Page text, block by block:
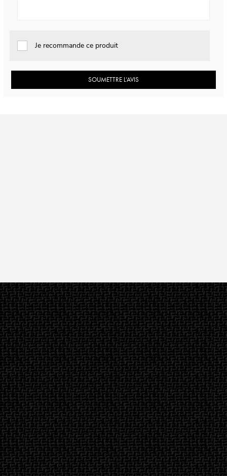
Je recommande ce produit
SOUMETTRE L’AVIS